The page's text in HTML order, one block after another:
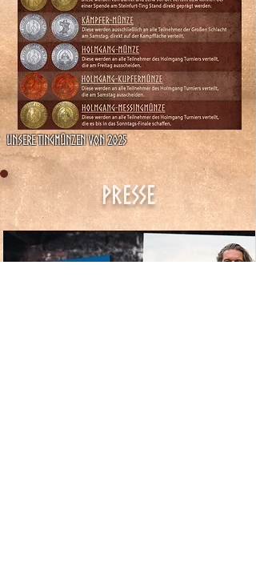
Unsere Tingmünzen von 2025
Presse